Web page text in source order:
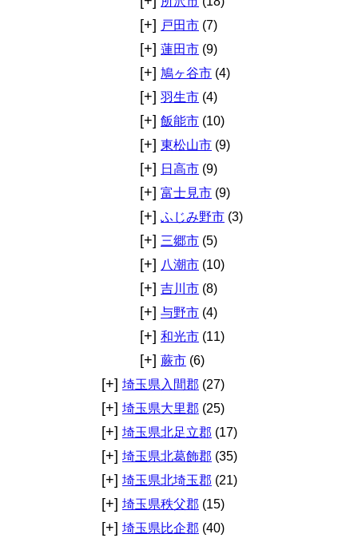
[+] 戸田市 (7)
[+] 蓮田市 (9)
[+] 鳩ヶ谷市 (4)
[+] 羽生市 (4)
[+] 飯能市 (10)
[+] 東松山市 (9)
[+] 日高市 (9)
[+] 富士見市 (9)
[+] ふじみ野市 (3)
[+] 三郷市 (5)
[+] 八潮市 (10)
[+] 吉川市 (8)
[+] 与野市 (4)
[+] 和光市 (11)
[+] 蕨市 (6)
[+] 埼玉県入間郡 (27)
[+] 埼玉県大里郡 (25)
[+] 埼玉県北足立郡 (17)
[+] 埼玉県北葛飾郡 (35)
[+] 埼玉県北埼玉郡 (21)
[+] 埼玉県秩父郡 (15)
[+] 埼玉県比企郡 (40)